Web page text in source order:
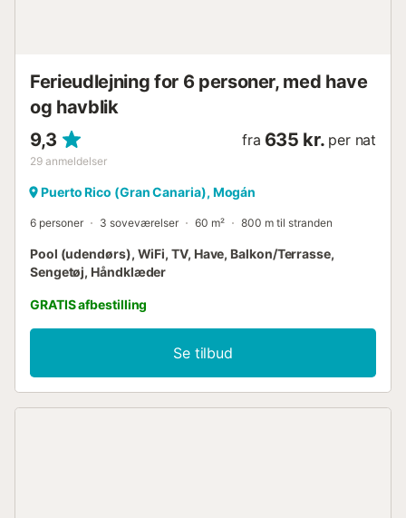
Ferieudlejning for 6 personer, med have
og havblik
9,3
29 anmeldelser
fra 635 kr. per nat
Puerto Rico (Gran Canaria), Mogán
6 personer 3 soveværelser 60 m² 800 m til stranden
Pool (udendørs), WiFi, TV, Have, Balkon/Terrasse,
Sengetøj, Håndklæder
GRATIS afbestilling
Se tilbud